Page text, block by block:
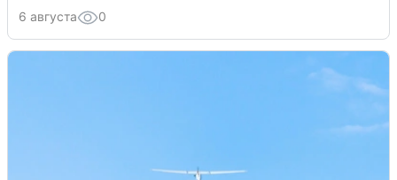
6 августа 0